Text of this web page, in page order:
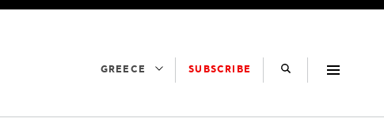
GREECE SUBSCRIBE